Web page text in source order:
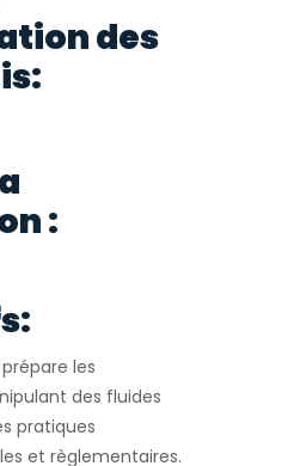
des
:
les
des fluides
pratiques
et règlementaires.